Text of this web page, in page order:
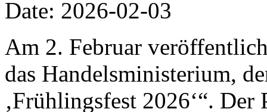
Date: 2026-02-03
Am 2. Februar
das Handelsministerium,
‚Frühlingsfest 2026‘“.